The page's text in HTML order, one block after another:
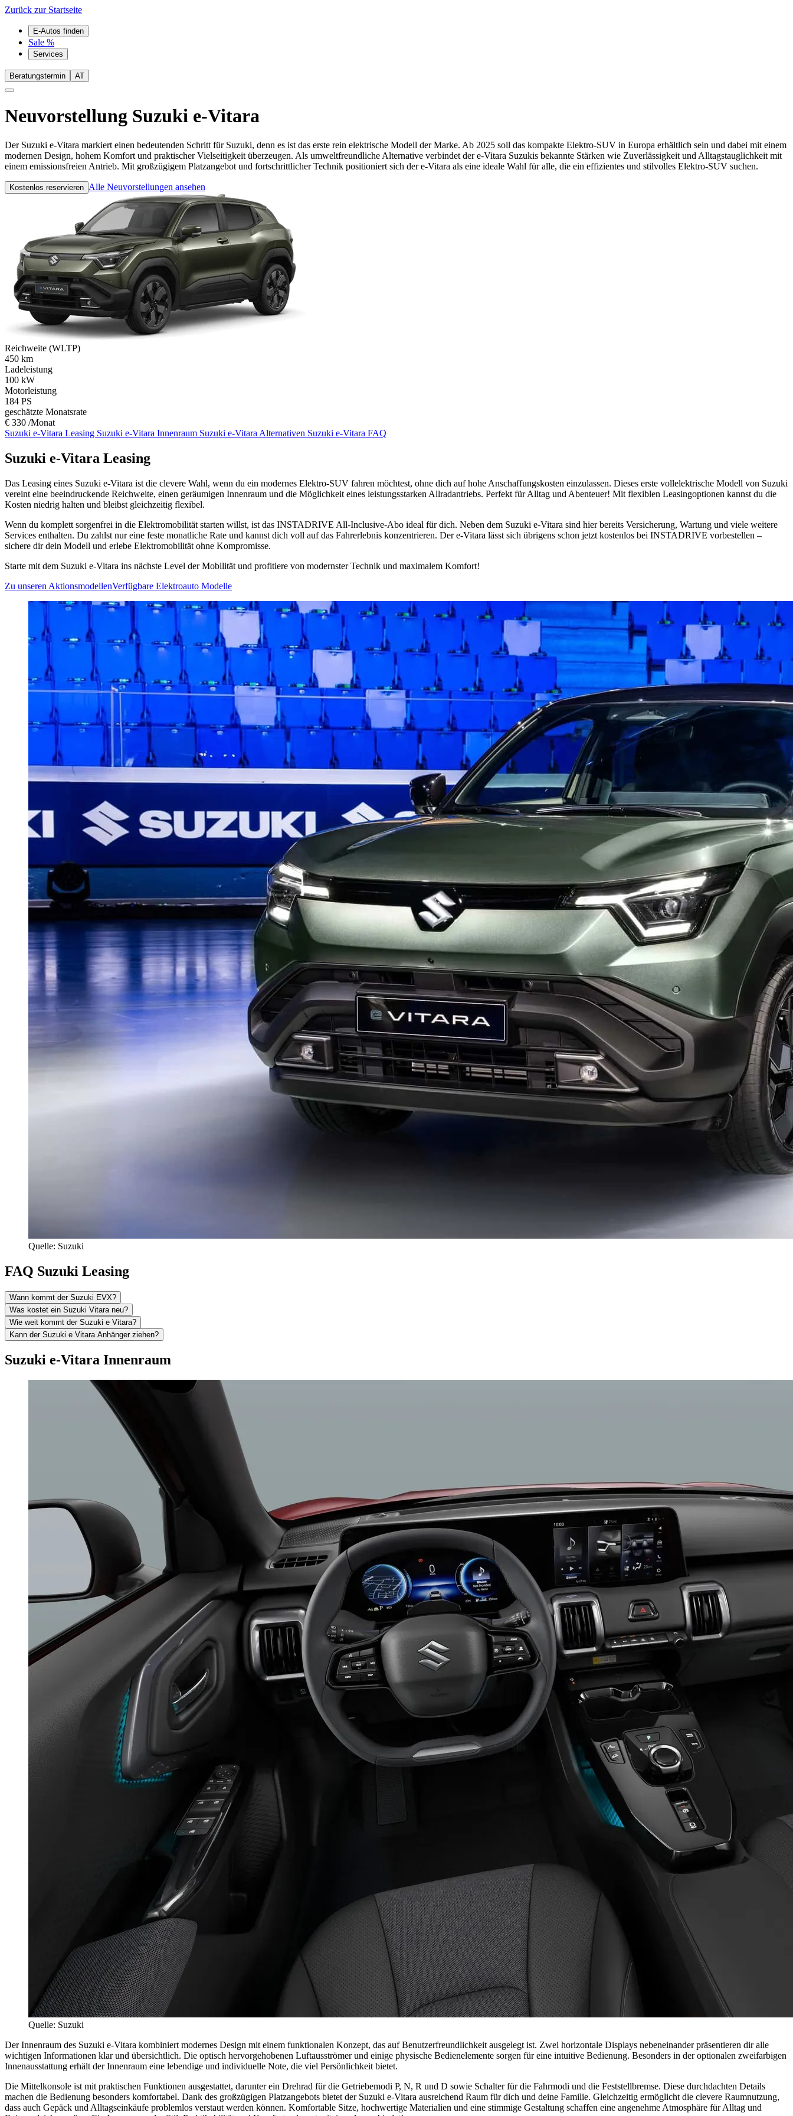
Zurück zur Startseite
E-Autos finden
Sale %
Services
Beratungstermin AT
Neuvorstellung Suzuki e-Vitara
Der Suzuki e-Vitara markiert einen bedeutenden Schritt für Suzuki, denn es ist das erste rein elektrische Modell der Marke. Ab 2025 soll das kompakte Elektro-SUV in Europa erhältlich sein und dabei mit einem
modernen Design, hohem Komfort und praktischer Vielseitigkeit überzeugen. Als umweltfreundliche Alternative verbindet der e-Vitara Suzukis bekannte Stärken wie Zuverlässigkeit und Alltagstauglichkeit mit
einem emissionsfreien Antrieb. Mit großzügigem Platzangebot und fortschrittlicher Technik positioniert sich der e-Vitara als eine ideale Wahl für alle, die ein effizientes und stilvolles Elektro-SUV suchen.
Kostenlos reservieren Alle Neuvorstellungen ansehen
Reichweite (WLTP)
450 km
Ladeleistung
100 kW
Motorleistung
184 PS
geschätzte Monatsrate
€ 330 /Monat
Suzuki e-Vitara Leasing Suzuki e-Vitara Innenraum Suzuki e-Vitara Alternativen Suzuki e-Vitara FAQ
Suzuki e-Vitara Leasing
Das Leasing eines Suzuki e-Vitara ist die clevere Wahl, wenn du ein modernes Elektro-SUV fahren möchtest, ohne dich auf hohe Anschaffungskosten einzulassen. Dieses erste vollelektrische Modell von Suzuki
vereint eine beeindruckende Reichweite, einen geräumigen Innenraum und die Möglichkeit eines leistungsstarken Allradantriebs. Perfekt für Alltag und Abenteuer! Mit flexiblen Leasingoptionen kannst du die
Kosten niedrig halten und bleibst gleichzeitig flexibel.
Wenn du komplett sorgenfrei in die Elektromobilität starten willst, ist das INSTADRIVE All-Inclusive-Abo ideal für dich. Neben dem Suzuki e-Vitara sind hier bereits Versicherung, Wartung und viele weitere
Services enthalten. Du zahlst nur eine feste monatliche Rate und kannst dich voll auf das Fahrerlebnis konzentrieren. Der e-Vitara lässt sich übrigens schon jetzt kostenlos bei INSTADRIVE vorbestellen –
sichere dir dein Modell und erlebe Elektromobilität ohne Kompromisse.
Starte mit dem Suzuki e-Vitara ins nächste Level der Mobilität und profitiere von modernster Technik und maximalem Komfort!
Zu unseren AktionsmodellenVerfügbare Elektroauto Modelle
Quelle: Suzuki
FAQ Suzuki Leasing
Wann kommt der Suzuki EVX?
Was kostet ein Suzuki Vitara neu?
Wie weit kommt der Suzuki e Vitara?
Kann der Suzuki e Vitara Anhänger ziehen?
Suzuki e-Vitara Innenraum
Quelle: Suzuki
Der Innenraum des Suzuki e-Vitara kombiniert modernes Design mit einem funktionalen Konzept, das auf Benutzerfreundlichkeit ausgelegt ist. Zwei horizontale Displays nebeneinander präsentieren dir alle
wichtigen Informationen klar und übersichtlich. Die optisch hervorgehobenen Luftausströmer und einige physische Bedienelemente sorgen für eine intuitive Bedienung. Besonders in der optionalen zweifarbigen
Innenausstattung erhält der Innenraum eine lebendige und individuelle Note, die viel Persönlichkeit bietet.
Die Mittelkonsole ist mit praktischen Funktionen ausgestattet, darunter ein Drehrad für die Getriebemodi P, N, R und D sowie Schalter für die Fahrmodi und die Feststellbremse. Diese durchdachten Details
machen die Bedienung besonders komfortabel. Dank des großzügigen Platzangebots bietet der Suzuki e-Vitara ausreichend Raum für dich und deine Familie. Gleichzeitig ermöglicht die clevere Raumnutzung,
dass auch Gepäck und Alltagseinkäufe problemlos verstaut werden können. Komfortable Sitze, hochwertige Materialien und eine stimmige Gestaltung schaffen eine angenehme Atmosphäre für Alltag und